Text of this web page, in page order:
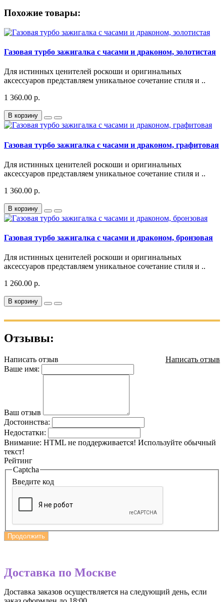
Похожие товары:
Газовая турбо зажигалка с часами и драконом, золотистая
Для истинных ценителей роскоши и оригинальных
аксессуаров представляем уникальное сочетание стиля и ..
1 360.00 р.
В корзину
Газовая турбо зажигалка с часами и драконом, графитовая
Для истинных ценителей роскоши и оригинальных
аксессуаров представляем уникальное сочетание стиля и ..
1 360.00 р.
В корзину
Газовая турбо зажигалка с часами и драконом, бронзовая
Для истинных ценителей роскоши и оригинальных
аксессуаров представляем уникальное сочетание стиля и ..
1 260.00 р.
В корзину
Отзывы:
Написать отзыв
Написать отзыв
Ваше имя:
Ваш отзыв
Достоинства:
Недостатки:
Внимание: HTML не поддерживается! Используйте обычный
текст!
Рейтинг
Captcha
Введите код
Продолжить
Доставка по Москве
Доставка заказов осуществляется на следующий день, если